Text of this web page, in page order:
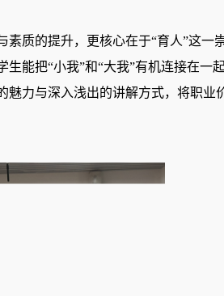
质的提升，更核心在于“育人”这一
能把“小我”和“大我”有机连接在一
力与深入浅出的讲解方式，将职业